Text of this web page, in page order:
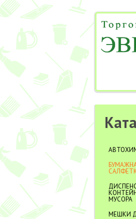
МУСОРА
МЕШКИ